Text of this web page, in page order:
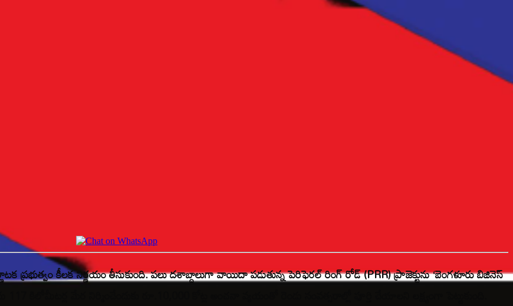
ప్రభుత్వం కీలక నిర్ణయం తీసుకుంది. పలు దశాబ్దాలుగా వాయిదా పడుతున్న పెరిఫెరల్ రింగ్ రోడ్ (PRR) ప్రాజెక్టును ‘బెంగళూరు బిజినెస్